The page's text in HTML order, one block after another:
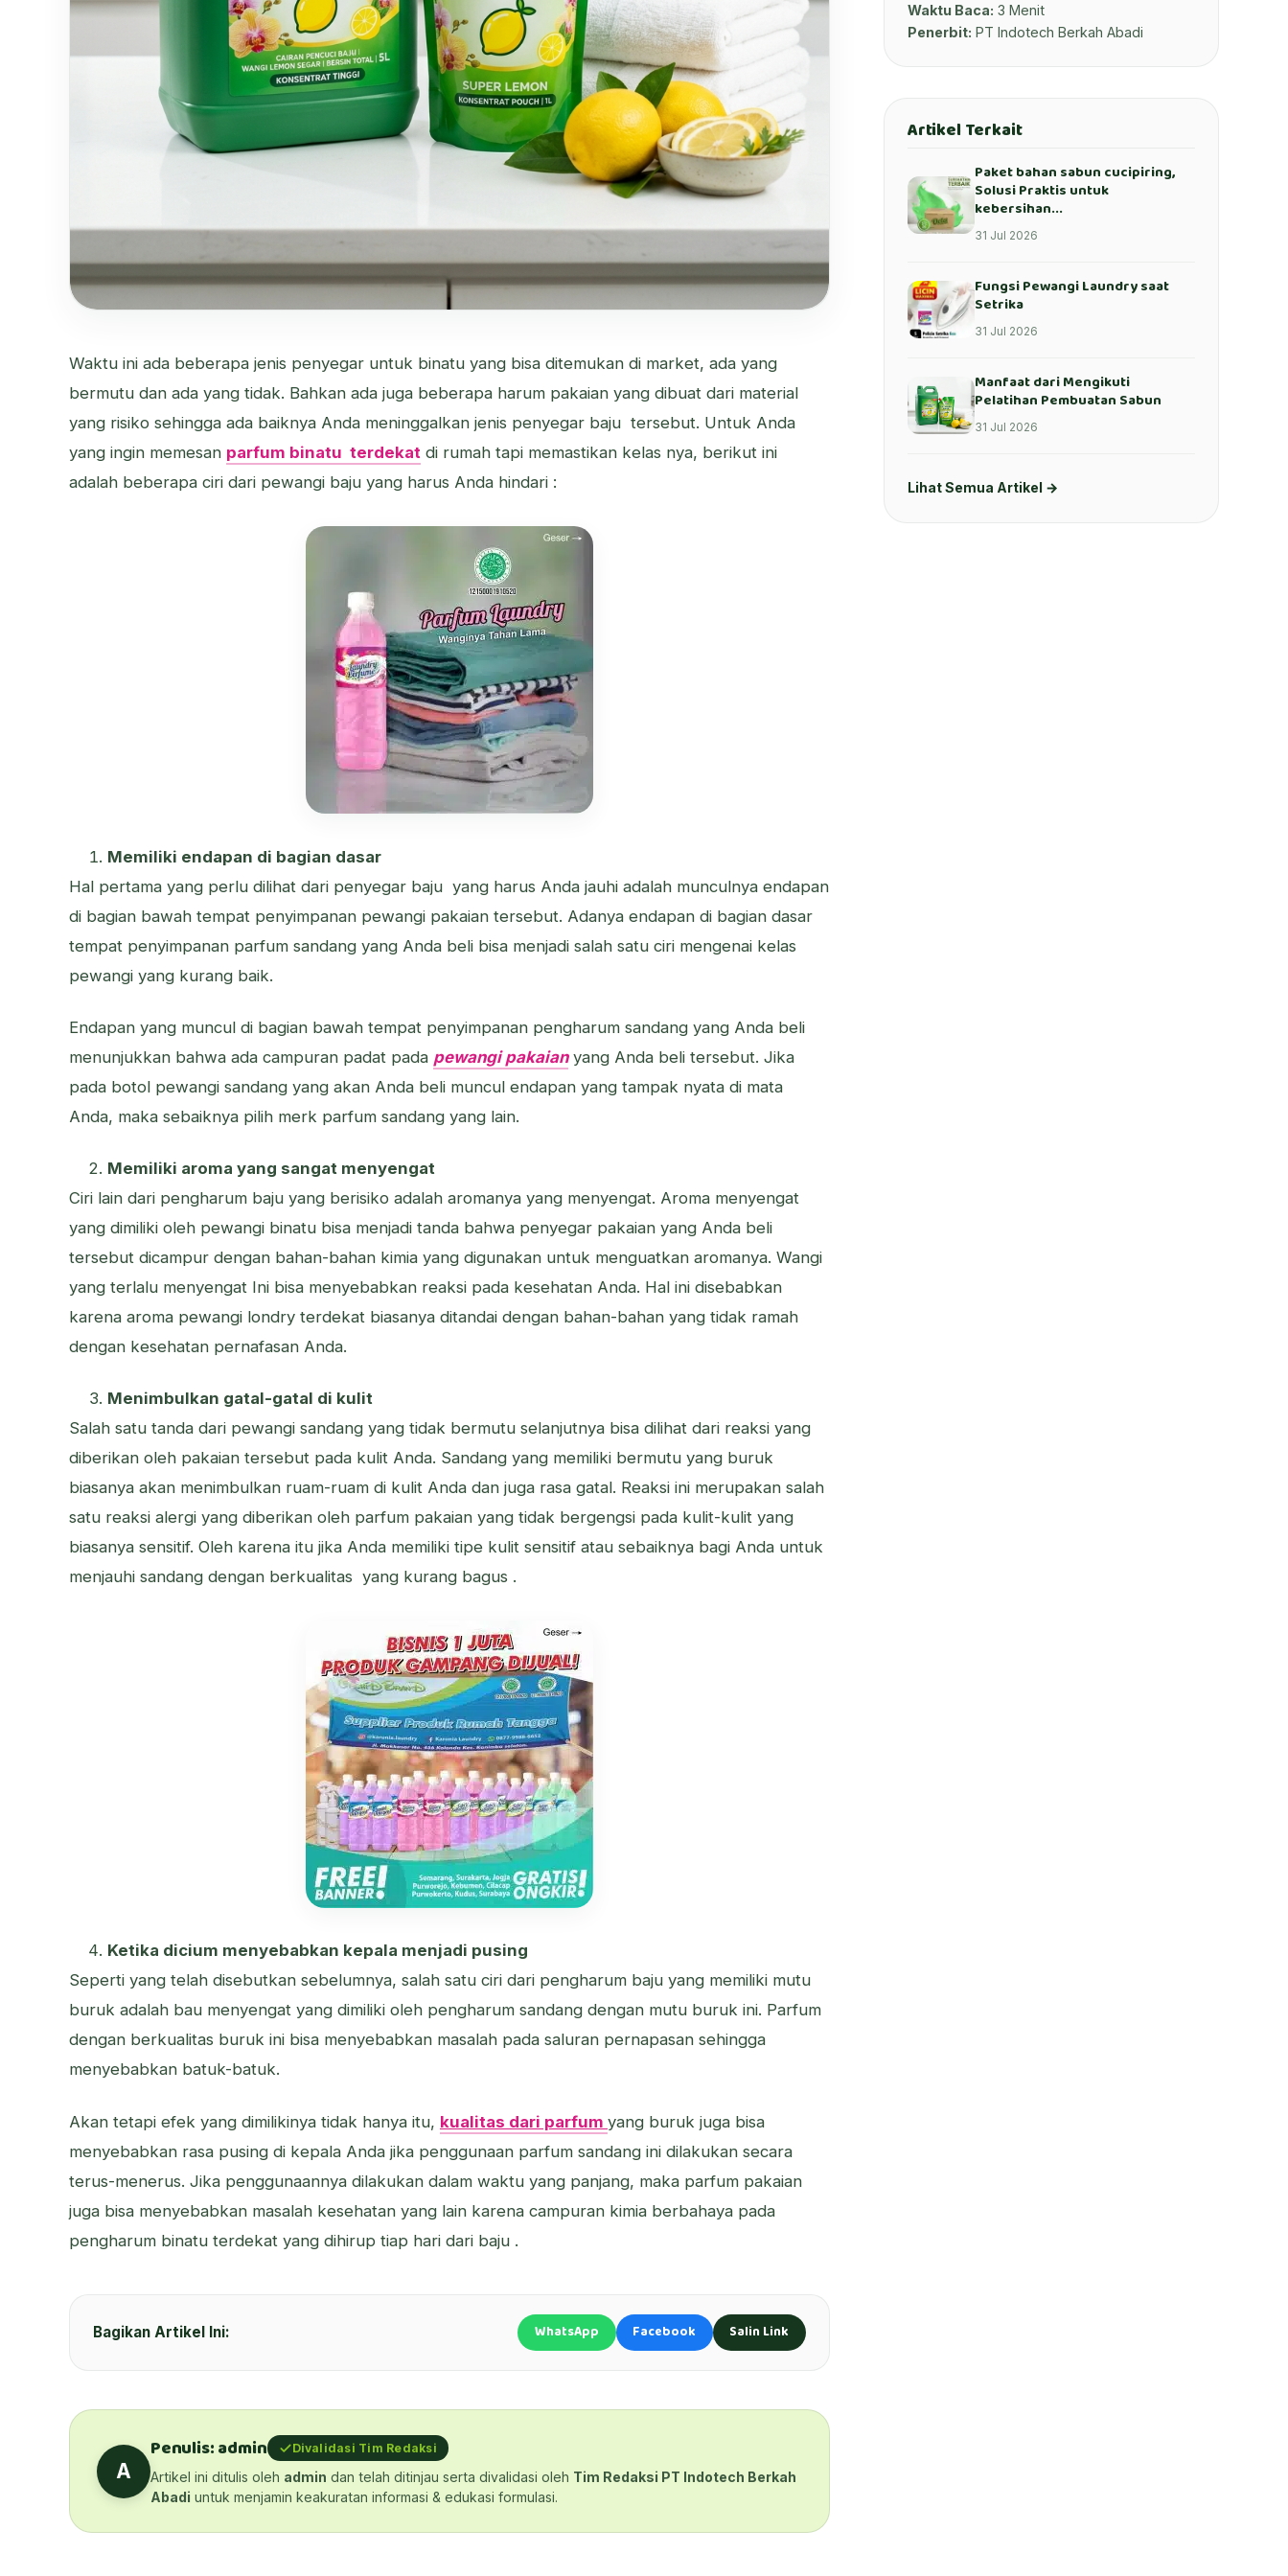
Waktu ini ada beberapa jenis penyegar untuk binatu yang bisa ditemukan di market, ada yang
bermutu dan ada yang tidak. Bahkan ada juga beberapa harum pakaian yang dibuat dari material
yang risiko sehingga ada baiknya Anda meninggalkan jenis penyegar baju tersebut. Untuk Anda
yang ingin memesan parfum binatu terdekat di rumah tapi memastikan kelas nya, berikut ini
adalah beberapa ciri dari pewangi baju yang harus Anda hindari :
Memiliki endapan di bagian dasar
Hal pertama yang perlu dilihat dari penyegar baju yang harus Anda jauhi adalah munculnya endapan
di bagian bawah tempat penyimpanan pewangi pakaian tersebut. Adanya endapan di bagian dasar
tempat penyimpanan parfum sandang yang Anda beli bisa menjadi salah satu ciri mengenai kelas
pewangi yang kurang baik.
Endapan yang muncul di bagian bawah tempat penyimpanan pengharum sandang yang Anda beli
menunjukkan bahwa ada campuran padat pada pewangi pakaianyang Anda beli tersebut. Jika
pada botol pewangi sandang yang akan Anda beli muncul endapan yang tampak nyata di mata
Anda, maka sebaiknya pilih merk parfum sandang yang lain.
Memiliki aroma yang sangat menyengat
Ciri lain dari pengharum baju yang berisiko adalah aromanya yang menyengat. Aroma menyengat
yang dimiliki oleh pewangi binatu bisa menjadi tanda bahwa penyegar pakaian yang Anda beli
tersebut dicampur dengan bahan-bahan kimia yang digunakan untuk menguatkan aromanya. Wangi
yang terlalu menyengat Ini bisa menyebabkan reaksi pada kesehatan Anda. Hal ini disebabkan
karena aroma pewangi londry terdekat biasanya ditandai dengan bahan-bahan yang tidak ramah
dengan kesehatan pernafasan Anda.
Menimbulkan gatal-gatal di kulit
Salah satu tanda dari pewangi sandang yang tidak bermutu selanjutnya bisa dilihat dari reaksi yang
diberikan oleh pakaian tersebut pada kulit Anda. Sandang yang memiliki bermutu yang buruk
biasanya akan menimbulkan ruam-ruam di kulit Anda dan juga rasa gatal. Reaksi ini merupakan salah
satu reaksi alergi yang diberikan oleh parfum pakaian yang tidak bergengsi pada kulit-kulit yang
biasanya sensitif. Oleh karena itu jika Anda memiliki tipe kulit sensitif atau sebaiknya bagi Anda untuk
menjauhi sandang dengan berkualitas yang kurang bagus .
Ketika dicium menyebabkan kepala menjadi pusing
Seperti yang telah disebutkan sebelumnya, salah satu ciri dari pengharum baju yang memiliki mutu
buruk adalah bau menyengat yang dimiliki oleh pengharum sandang dengan mutu buruk ini. Parfum
dengan berkualitas buruk ini bisa menyebabkan masalah pada saluran pernapasan sehingga
menyebabkan batuk-batuk.
Akan tetapi efek yang dimilikinya tidak hanya itu, kualitas dari parfum yang buruk juga bisa
menyebabkan rasa pusing di kepala Anda jika penggunaan parfum sandang ini dilakukan secara
terus-menerus. Jika penggunaannya dilakukan dalam waktu yang panjang, maka parfum pakaian
juga bisa menyebabkan masalah kesehatan yang lain karena campuran kimia berbahaya pada
pengharum binatu terdekat yang dihirup tiap hari dari baju .
Bagikan Artikel Ini: WhatsApp Facebook Salin Link
A
Penulis: admin Divalidasi Tim Redaksi
Artikel ini ditulis oleh admin dan telah ditinjau serta divalidasi oleh Tim Redaksi PT Indotech Berkah
Abadi untuk menjamin keakuratan informasi & edukasi formulasi.
Waktu Baca: 3 Menit
Penerbit: PT Indotech Berkah Abadi
Artikel Terkait
Paket bahan sabun cucipiring,
Solusi Praktis untuk
kebersihan...
31 Jul 2026
Fungsi Pewangi Laundry saat
Setrika
31 Jul 2026
Manfaat dari Mengikuti
Pelatihan Pembuatan Sabun
31 Jul 2026
Lihat Semua Artikel →